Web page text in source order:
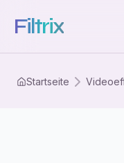
Filtrix
Startseite